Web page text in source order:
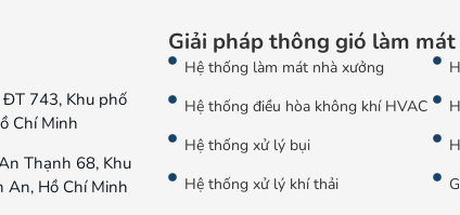
743, Khu phố
Chí Minh
Thạnh 68, Khu
An, Hồ Chí Minh
Giải pháp thông gió làm mát
Hệ thống làm mát nhà xưởng
Hệ thống điều hòa không khí HVAC
Hệ thống xử lý bụi
Hệ thống xử lý khí thải